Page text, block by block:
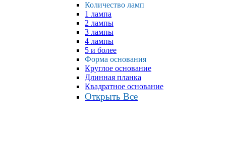
Количество ламп
1 лампа
2 лампы
3 лампы
4 лампы
5 и более
Форма основания
Круглое основание
Длинная планка
Квадратное основание
Открыть Все